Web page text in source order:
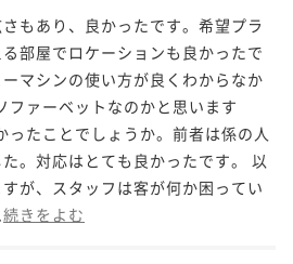
もあり、良かったです。希望プラ
部屋でロケーションも良かったで
マシンの使い方が良くわからなか
ファーベットなのかと思います
たことでしょうか。前者は係の人
。対応はとても良かったです。 以
が、スタッフは客が何か困ってい
続きをよむ